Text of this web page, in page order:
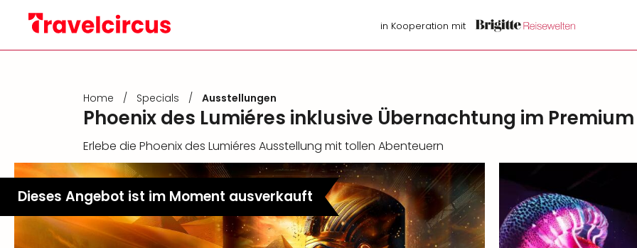
in Kooperation mit
Home / Specials / Ausstellungen
Phoenix des Lumiéres inklusive Übernachtung im
Erlebe die Phoenix des Lumiéres Ausstellung mit tollen Abenteuern
Dieses Angebot ist im Moment ausverkauft